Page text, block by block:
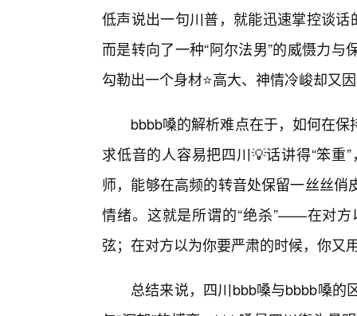
低声说出一句川普，就能迅速掌控谈
而是转向了一种“阿尔法男”的威慑力
勾勒出一个身材⭐高大、神情冷峻却又
bbbb嗓的解析难点在于，如何在
求低音的人容易把四川💡话讲得“笨重
师，能够在高频的转音处保留一丝丝
情绪。这就是所谓的“绝杀”——在对
弦；在对方以为你要严肃的时候，你又
总结来说，四川bbb嗓与bbbb嗓的